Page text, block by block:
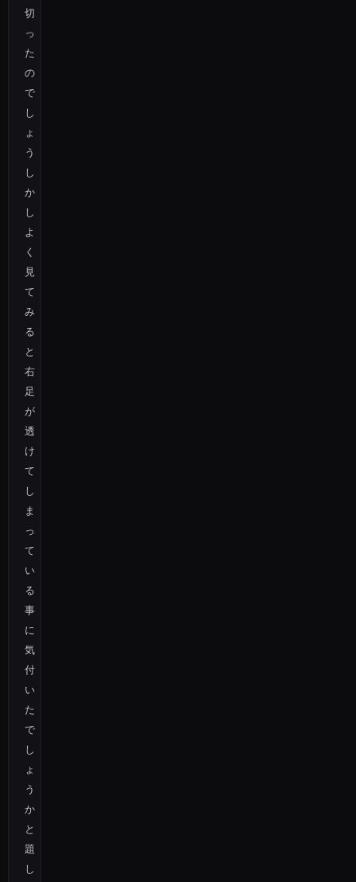
切
っ
た
の
で
し
ょ
う
し
か
し
よ
く
見
て
み
る
と
右
足
が
透
け
て
し
ま
っ
て
い
る
事
に
気
付
い
た
で
し
ょ
う
か
と
題
し